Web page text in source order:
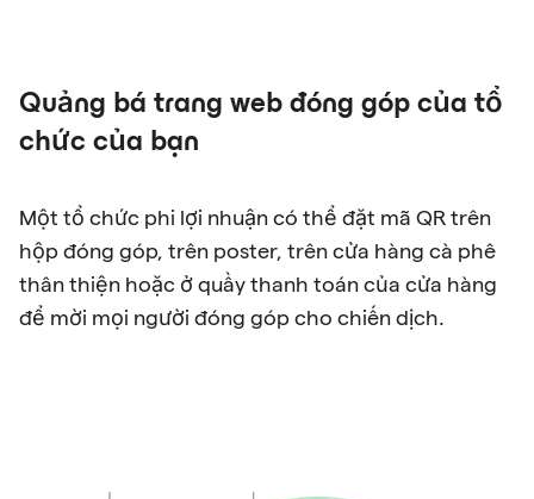
Quảng bá trang web đóng góp của tổ
chức của bạn
Một tổ chức phi lợi nhuận có thể đặt mã QR trên
hộp đóng góp, trên poster, trên cửa hàng cà phê
thân thiện hoặc ở quầy thanh toán của cửa hàng
để mời mọi người đóng góp cho chiến dịch.